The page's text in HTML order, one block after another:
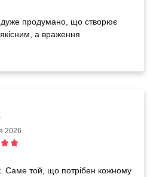
дуже продумано, що створює
а враження
2026
Саме той, що потрібен кожному